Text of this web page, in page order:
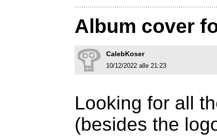
Album cover
CalebKoser
10/12/2022 alle 21:23
Looking for all
(besides the